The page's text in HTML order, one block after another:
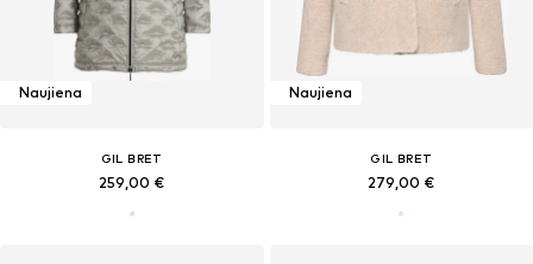
Naujiena
GIL BRET
259,00 €
Naujiena
GIL BRET
279,00 €